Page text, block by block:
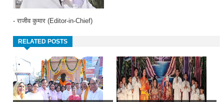
- राजीव कुमार (Editor-in-Chief)
RELATED POSTS